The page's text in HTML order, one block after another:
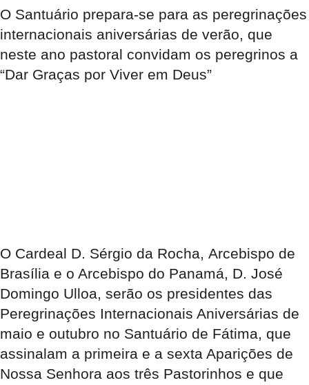
O Santuário prepara-se para as peregrinações
internacionais aniversárias de verão, que
neste ano pastoral convidam os peregrinos a
“Dar Graças por Viver em Deus”
O Cardeal D. Sérgio da Rocha, Arcebispo de
Brasília e o Arcebispo do Panamá, D. José
Domingo Ulloa, serão os presidentes das
Peregrinações Internacionais Aniversárias de
maio e outubro no Santuário de Fátima, que
assinalam a primeira e a sexta Aparições de
Nossa Senhora aos três Pastorinhos e que